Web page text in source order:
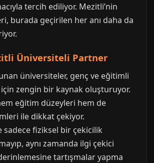
tercih ediliyor. Mezitli’nin
burada geçirilen her anı daha da
Üniversiteli Partner
üniversiteler, genç ve eğitimli
için zengin bir kaynak oluşturuyor.
eğitim düzeyleri hem de
ile dikkat çekiyor.
sadece fiziksel bir çekicilik
aynı zamanda ilgi çekici
tartışmalar yapma